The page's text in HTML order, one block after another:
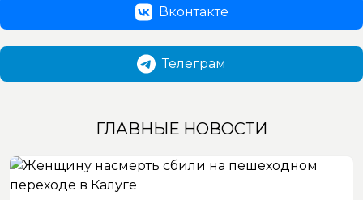
Вконтакте
Телеграм
ГЛАВНЫЕ НОВОСТИ